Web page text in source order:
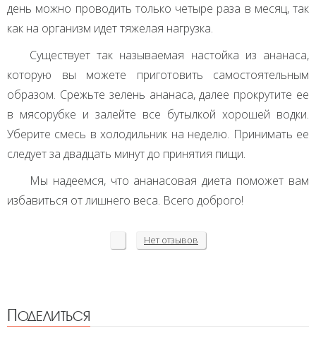
день можно проводить только четыре раза в месяц, так
как на организм идет тяжелая нагрузка.
Существует так называемая настойка из ананаса,
которую вы можете приготовить самостоятельным
образом. Срежьте зелень ананаса, далее прокрутите ее
в мясорубке и залейте все бутылкой хорошей водки.
Уберите смесь в холодильник на неделю. Принимать ее
следует за двадцать минут до принятия пищи.
Мы надеемся, что ананасовая диета поможет вам
избавиться от лишнего веса. Всего доброго!
Нет отзывов
Поделиться